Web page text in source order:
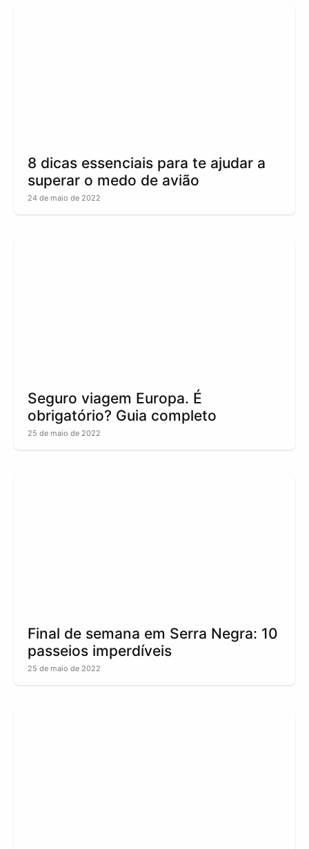
8 dicas essenciais para te ajudar a
superar o medo de avião
24 de maio de 2022
Seguro viagem Europa. É
obrigatório? Guia completo
25 de maio de 2022
Final de semana em Serra Negra: 10
passeios imperdíveis
25 de maio de 2022